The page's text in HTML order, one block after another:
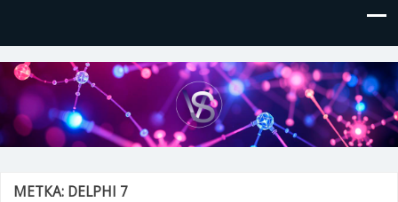
VVSite
Кое-что обо мне и о технологиях, которые я использую.
МЕТКА: DELPHI 7